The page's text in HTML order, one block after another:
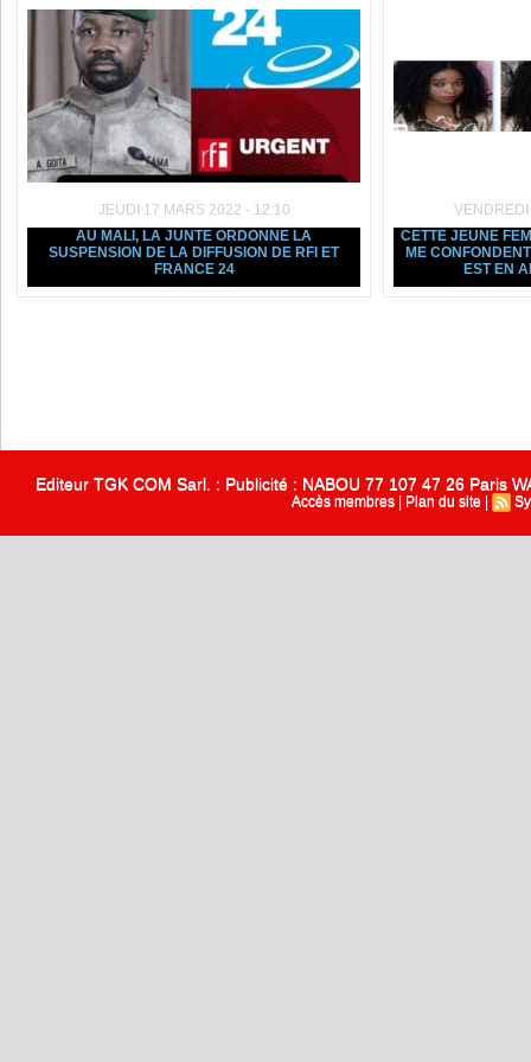
JEUDI 17 MARS 2022 - 12:10
AU MALI, LA JUNTE ORDONNE LA
SUSPENSION DE LA DIFFUSION DE RFI ET
FRANCE 24
CETTE JEUNE
ME
EST EN
Editeur TGK COM Sarl. : Publicité : NABOU 77 107 47 26 Paris
Accès membres Plan du site